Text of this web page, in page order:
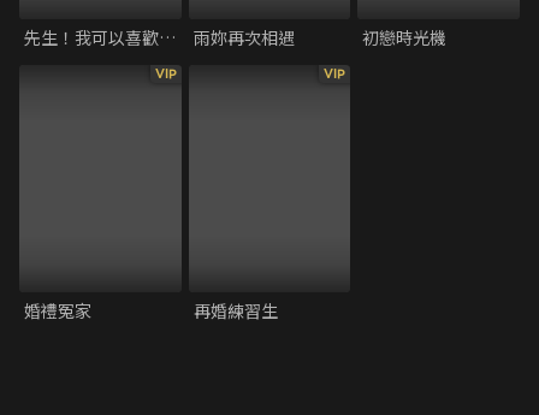
先生！我可以喜歡你嗎 雨妳再次相遇 初戀時光機
VIP
婚禮冤家
VIP
再婚練習生